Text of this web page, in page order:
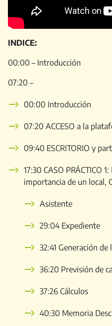
INDICE:
00:00 – Introducción
07:20 –
00:00 Introducción
07:20 ACCESO a la
09:40 ESCRITORIO y
17:30 CASO PRÁCTICO
importancia de un local,
Asistente
29:04 Expediente
32:41 Generación de
36:20 Previsión de
37:26 Cálculos
40:30 Memoria